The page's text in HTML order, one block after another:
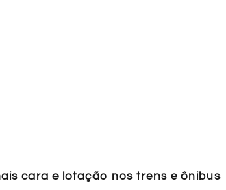
cara e lotação nos trens e ônibus